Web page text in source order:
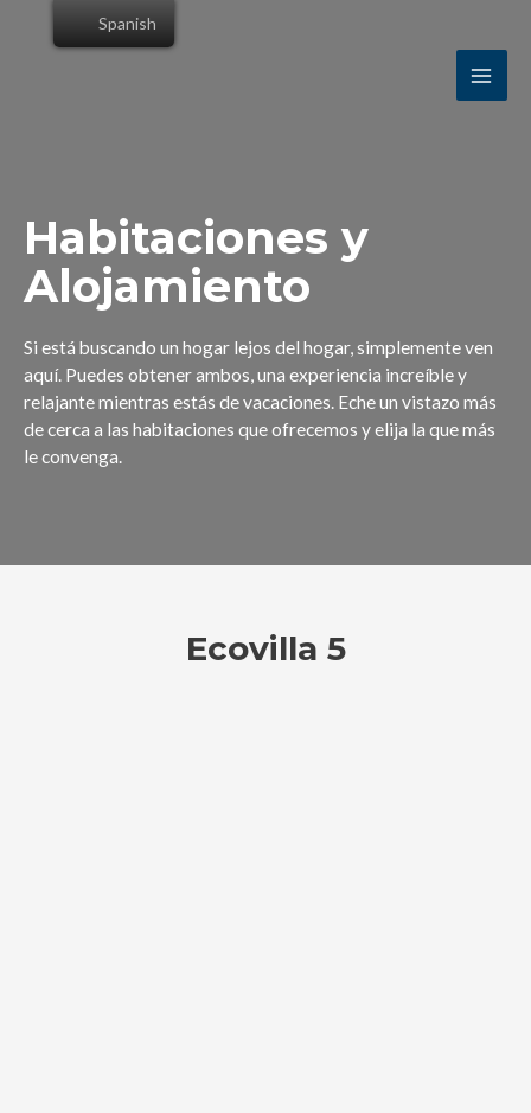
Habitaciones y
Alojamiento
Si está buscando un hogar lejos del hogar, simplemente ven
aquí. Puedes obtener ambos, una experiencia increíble y
relajante mientras estás de vacaciones. Eche un vistazo más
de cerca a las habitaciones que ofrecemos y elija la que más
le convenga.
Ecovilla 5
Spanish